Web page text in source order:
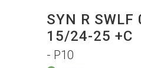
SYN R SWLF
15/24-25 +C
- P10